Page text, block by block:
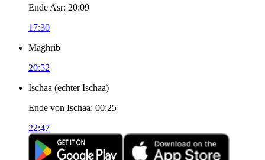
Ende Asr: 20:09
17:30
Maghrib
20:52
Ischaa (echter Ischaa)
Ende von Ischaa: 00:25
22:47